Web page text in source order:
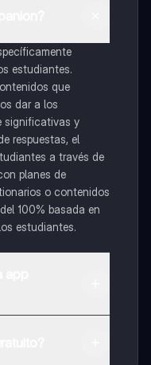
estudiantes.
que
dar a los
significativas y
respuestas, el
a través de
planes de
o contenidos
100% basada en
estudiantes.